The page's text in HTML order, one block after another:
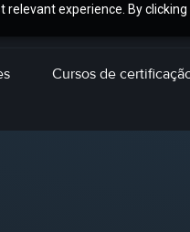
experience. By
Cursos de